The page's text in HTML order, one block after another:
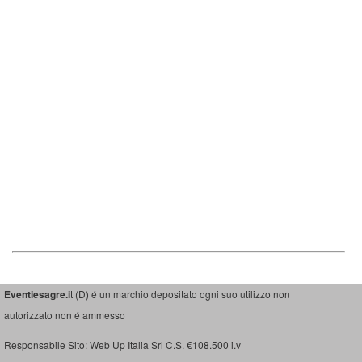
Eventiesagre.it (D) é un marchio depositato ogni suo utilizzo non
autorizzato non é ammesso
Responsabile Sito: Web Up Italia Srl C.S. €108.500 i.v